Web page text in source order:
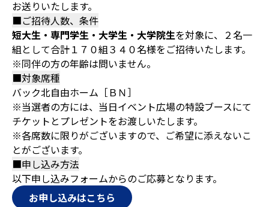
お送りいたします。
■ご招待人数、条件
短大生・専門学生・大学生・大学院生を対象に、２名一
組として合計１７０組３４０名様をご招待いたします。
※同伴の方の年齢は問いません。
■対象席種
バック北自由ホーム［ＢＮ］
※当選者の方には、当日イベント広場の特設ブースにて
チケットとプレゼントをお渡しいたします。
※各席数に限りがございますので、ご希望に添えないこ
とがございます。
■申し込み方法
以下申し込みフォームからのご応募となります。
お申し込みはこちら